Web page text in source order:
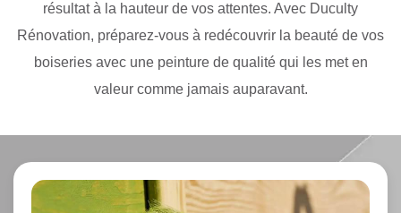
résultat à la hauteur de vos attentes. Avec Duculty
Rénovation, préparez-vous à redécouvrir la beauté de vos
boiseries avec une peinture de qualité qui les met en
valeur comme jamais auparavant.